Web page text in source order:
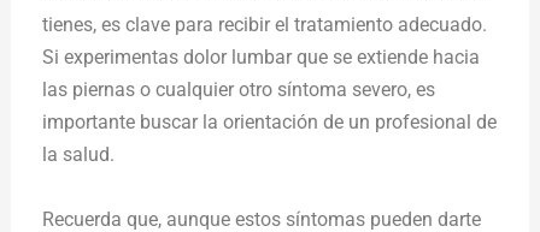
tienes, es clave para recibir el tratamiento adecuado.
Si experimentas dolor lumbar que se extiende hacia
las piernas o cualquier otro síntoma severo, es
importante buscar la orientación de un profesional de
la salud.
Recuerda que, aunque estos síntomas pueden darte